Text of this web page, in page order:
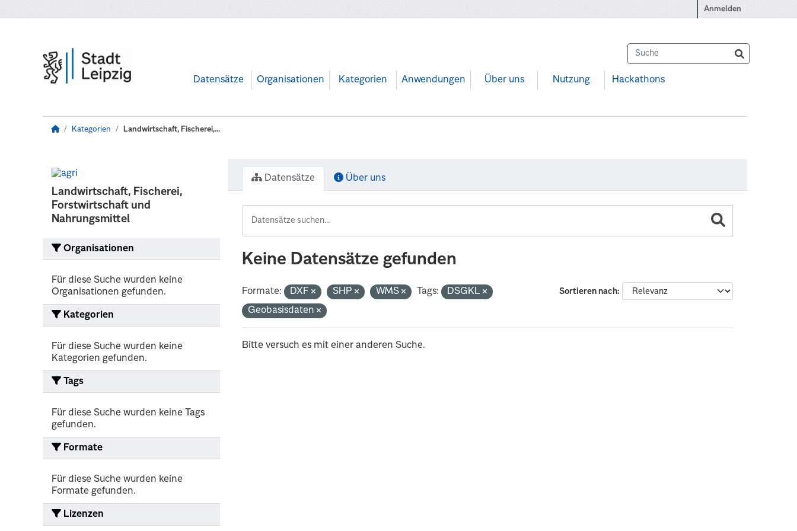
Anmelden
Datensätze Organisationen Kategorien Anwendungen Über uns Nutzung Hackathons
Kategorien Landwirtschaft, Fischerei,...
Landwirtschaft, Fischerei,
Forstwirtschaft und
Nahrungsmittel
Organisationen
Für diese Suche wurden keine
Organisationen gefunden.
Kategorien
Für diese Suche wurden keine
Kategorien gefunden.
Tags
Für diese Suche wurden keine Tags
gefunden.
Formate
Für diese Suche wurden keine
Formate gefunden.
Lizenzen
Datensätze Über uns
Keine Datensätze gefunden
Sortieren nach
Formate: DXF SHP WMS Tags:
DSGKL
Geobasisdaten
Bitte versuch es mit einer anderen Suche.